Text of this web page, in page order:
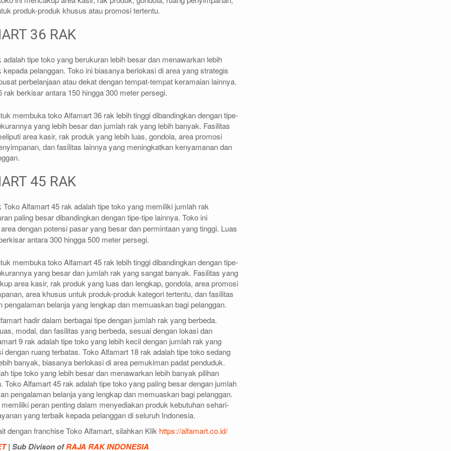
produk-produk khusus atau promosi tertentu.
36 RAK
tipe toko yang berukuran lebih besar dan menawarkan lebih
pelanggan. Toko ini biasanya berlokasi di area yang strategis
perbelanjaan atau dekat dengan tempat-tempat keramaian lainnya.
rak berkisar antara 150 hingga 300 meter persegi.
membuka toko Alfamart 36 rak lebih tinggi dibandingkan dengan tipe-
yang lebih besar dan jumlah rak yang lebih banyak. Fasilitas
area kasir, rak produk yang lebih luas, gondola, area promosi
dan fasilitas lainnya yang meningkatkan kenyamanan dan
45 RAK
Alfamart 45 rak adalah tipe toko yang memiliki jumlah rak
paling besar dibandingkan dengan tipe-tipe lainnya. Toko ini
dengan potensi pasar yang besar dan permintaan yang tinggi. Luas
antara 300 hingga 500 meter persegi.
membuka toko Alfamart 45 rak lebih tinggi dibandingkan dengan tipe-
yang besar dan jumlah rak yang sangat banyak. Fasilitas yang
area kasir, rak produk yang luas dan lengkap, gondola, area promosi
area khusus untuk produk-produk kategori tertentu, dan fasilitas
belanja yang lengkap dan memuaskan bagi pelanggan.
hadir dalam berbagai tipe dengan jumlah rak yang berbeda.
modal, dan fasilitas yang berbeda, sesuai dengan lokasi dan
9 rak adalah tipe toko yang lebih kecil dengan jumlah rak yang
ruang terbatas. Toko Alfamart 18 rak adalah tipe toko sedang
banyak, biasanya berlokasi di area pemukiman padat penduduk.
tipe toko yang lebih besar dan menawarkan lebih banyak pilihan
Toko Alfamart 45 rak adalah tipe toko yang paling besar dengan jumlah
pengalaman belanja yang lengkap dan memuaskan bagi pelanggan.
peran penting dalam menyediakan produk kebutuhan sehari-
yang terbaik kepada pelanggan di seluruh Indonesia.
dengan franchise Toko Alfamart, silahkan Klik https://alfamart.co.id/
| Sub Divison ofRAJA RAK INDONESIA